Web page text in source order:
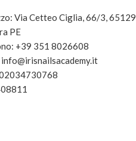
Via Cetteo Ciglia, 66/3, 65129
PE
+39 351 8026608
info@irisnailsacademy.it